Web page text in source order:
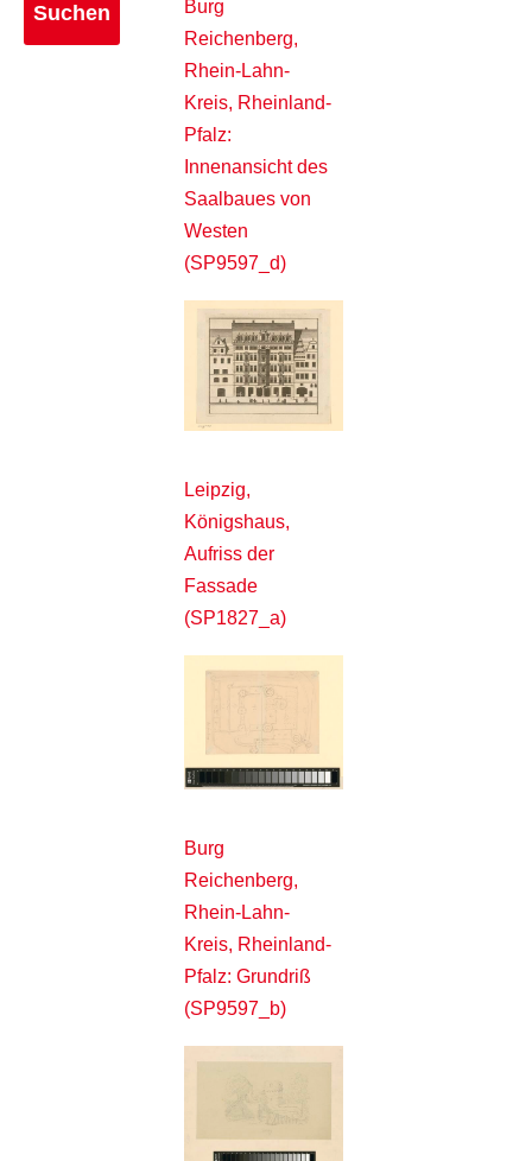
Burg
Reichenberg,
Rhein-Lahn-
Kreis, Rheinland-
Pfalz:
Innenansicht des
Saalbaues von
Westen
(SP9597_d)
Leipzig,
Königshaus,
Aufriss der
Fassade
(SP1827_a)
Burg
Reichenberg,
Rhein-Lahn-
Kreis, Rheinland-
Pfalz: Grundriß
(SP9597_b)